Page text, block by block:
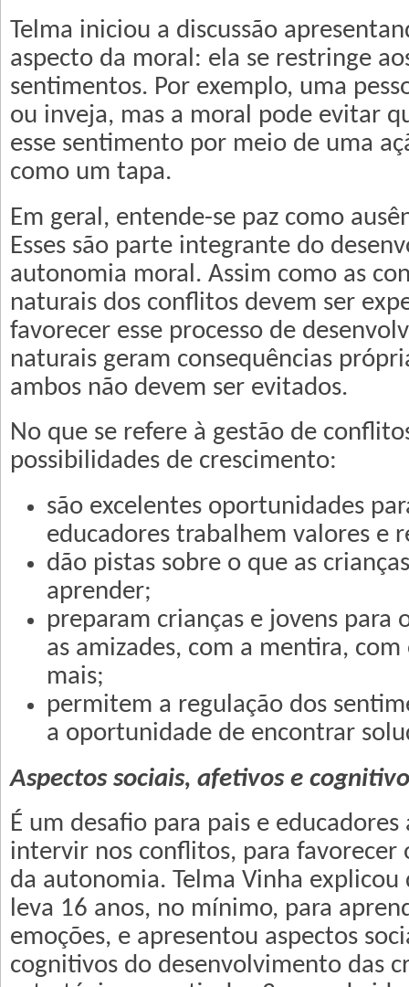
Telma iniciou a discussão
aspecto da moral: ela se restringe
sentimentos. Por exemplo, uma
ou inveja, mas a moral pode evitar
esse sentimento por meio de uma
como um tapa.
Em geral, entende-se paz como
Esses são parte integrante do
autonomia moral. Assim como as
naturais dos conflitos devem ser
favorecer esse processo de
naturais geram consequências
ambos não devem ser evitados.
No que se refere à gestão de
possibilidades de crescimento:
são excelentes oportunidades
educadores trabalhem valores e
dão pistas sobre o que as
aprender;
preparam crianças e jovens
as amizades, com a mentira,
mais;
permitem a regulação dos
a oportunidade de encontrar
Aspectos sociais, afetivos e
É um desafio para pais e
intervir nos conflitos, para favorecer
da autonomia. Telma Vinha explicou
leva 16 anos, no mínimo, para
emoções, e apresentou aspectos
cognitivos do desenvolvimento das